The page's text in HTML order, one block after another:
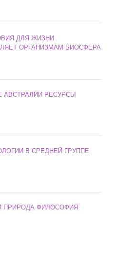
ДЛЯ ЖИЗНИ
ОРГАНИЗМАМ БИОСФЕРА
АВСТРАЛИИ РЕСУРСЫ
В СРЕДНЕЙ ГРУППЕ
ПРИРОДА ФИЛОСОФИЯ